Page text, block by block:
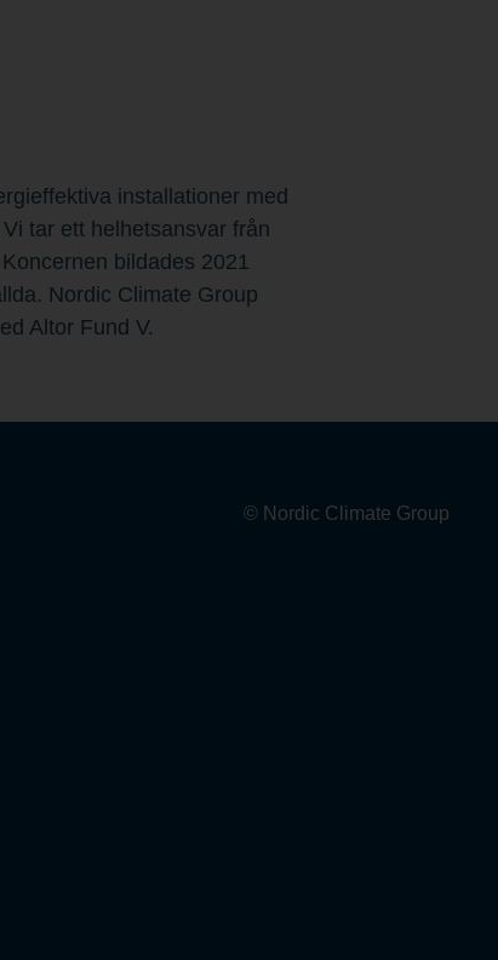
installationer med
tar ett helhetsansvar från
bildades 2021
Nordic Climate Group
Altor Fund V.
© Nordic Climate Group